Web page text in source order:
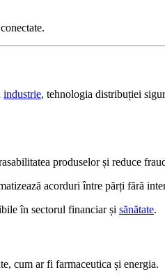
industrie, tehnologia distribuției
produselor și reduce
acorduri între părți fără
în sectorul financiar și sănătate.
cum ar fi farmaceutica și energia.